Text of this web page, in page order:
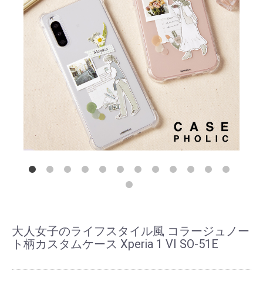
大人女子のライフスタイル風 コラージュノー
ト柄カスタムケース Xperia 1 VI SO-51E